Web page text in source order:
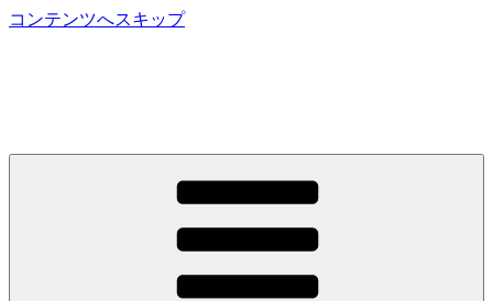
コンテンツへスキップ